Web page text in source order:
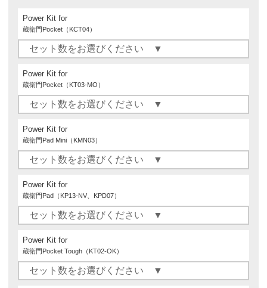
Power Kit for
蔵衛門Pocket（KCT04）
Power Kit for
蔵衛門Pocket（KT03-MO）
Power Kit for
蔵衛門Pad Mini（KMN03）
Power Kit for
蔵衛門Pad（KP13-NV、KPD07）
Power Kit for
蔵衛門Pocket Tough（KT02-OK）